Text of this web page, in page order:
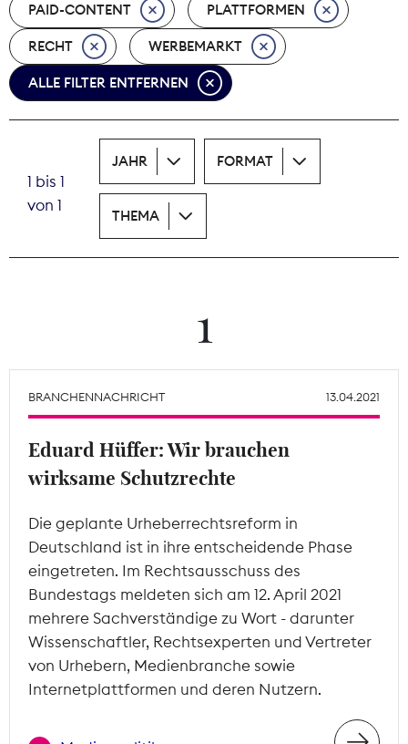
Nova Award
Pressefreiheit
Print
Recht
Tarifpolitik
Theodor-Wolff-Preis
Mitgliederbereich
PAID-CONTENT PLATTFORMEN
RECHT WERBEMARKT
ALLE FILTER ENTFERNEN
1 bis 1
von 1
JAHR FORMAT
THEMA
1
BRANCHENNACHRICHT 13.04.2021
Eduard Hüffer: Wir brauchen
wirksame Schutzrechte
Die geplante Urheberrechtsreform in
Deutschland ist in ihre entscheidende Phase
eingetreten. Im Rechtsausschuss des
Bundestags meldeten sich am 12. April 2021
mehrere Sachverständige zu Wort - darunter
Wissenschaftler, Rechtsexperten und Vertreter
von Urhebern, Medienbranche sowie
Internetplattformen und deren Nutzern.